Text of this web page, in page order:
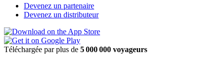
Devenez un partenaire
Devenez un distributeur
Téléchargée par plus de 5 000 000 voyageurs